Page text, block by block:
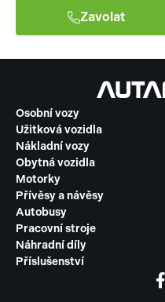
Zavolat
Osobní vozy
Užitková vozidla
Nákladní vozy
Obytná vozidla
Motorky
Přívěsy a návěsy
Autobusy
Pracovní stroje
Náhradní díly
Příslušenství